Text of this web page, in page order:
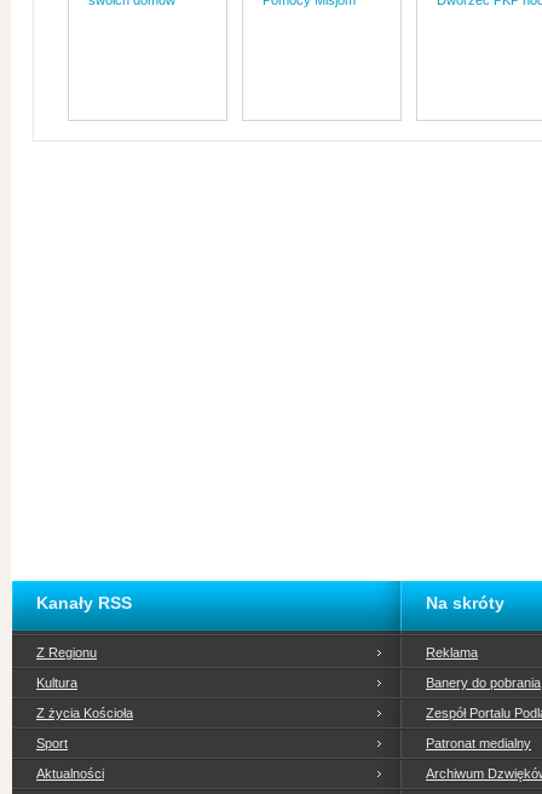
Kanały RSS
Z Regionu
Kultura
Z życia Kościoła
Sport
Aktualności
Na skróty
Reklama
Banery do pobrania
Zespół Portalu
Patronat medialny
Archiwum